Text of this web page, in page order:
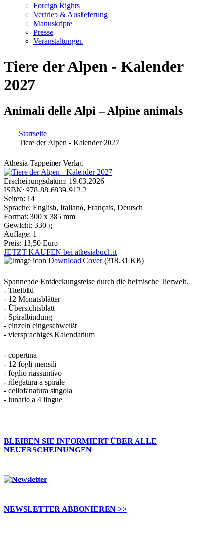
Foreign Rights
Vertrieb & Auslieferung
Manuskripte
Presse
Veranstaltungen
Tiere der Alpen - Kalender
2027
Animali delle Alpi – Alpine animals
Sie sind hier
Startseite
Tiere der Alpen - Kalender 2027
Athesia-Tappeiner Verlag
Erscheinungsdatum: 19.03.2026
ISBN: 978-88-6839-912-2
Seiten: 14
Sprache: English, Italiano, Français, Deutsch
Format: 300 x 385 mm
Gewicht: 330 g
Auflage: 1
Preis: 13,50 Euro
JETZT KAUFEN bei athesiabuch.it
Download Cover (318.31 KB)
Spannende Entdeckungsreise durch die heimische Tierwelt.
- Titelbild
- 12 Monatsblätter
- Übersichtsblatt
- Spiralbindung
- einzeln eingeschweißt
- viersprachiges Kalendarium
- copertina
- 12 fogli mensili
- foglio riassuntivo
- rilegatura a spirale
- cellofanatura singola
- lunario a 4 lingue
BLEIBEN SIE INFORMIERT ÜBER ALLE
NEUERSCHEINUNGEN
NEWSLETTER ABBONIEREN >>